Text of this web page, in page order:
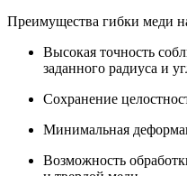
Преимущества гибки меди
Высокая точность
заданного радиуса и
Сохранение
Минимальная
Возможность